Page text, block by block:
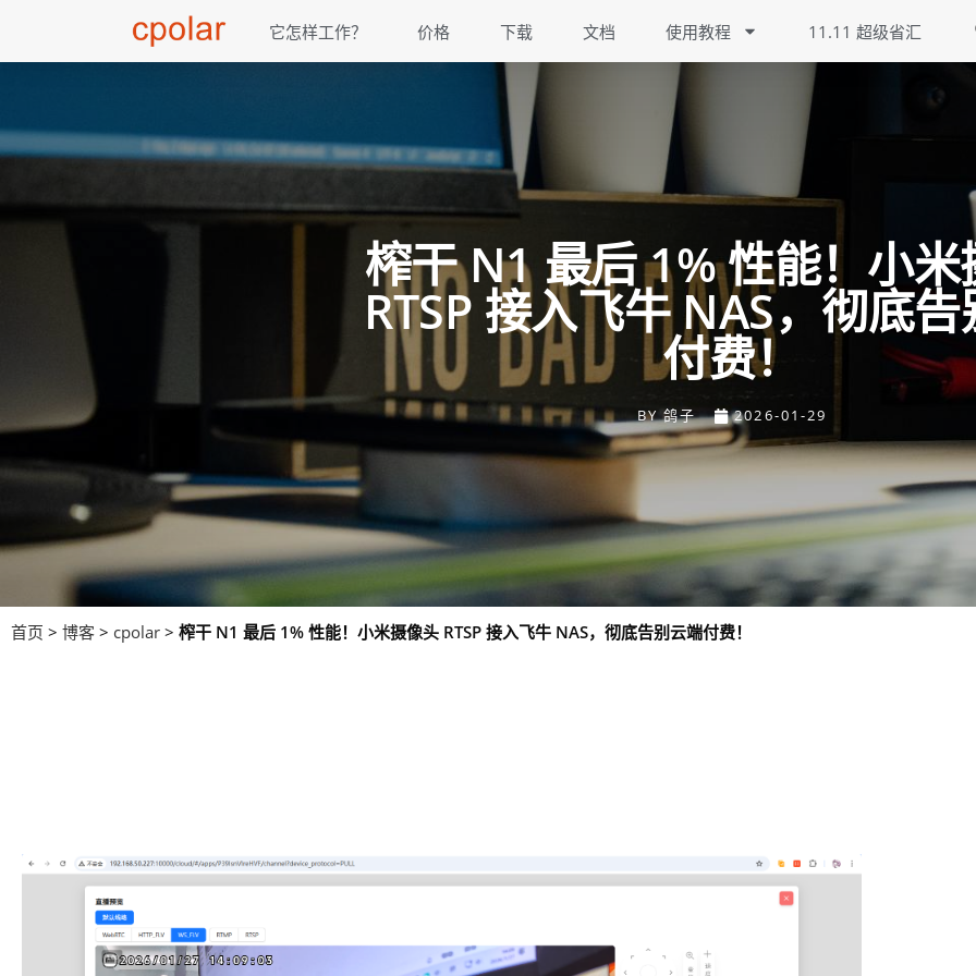
它怎样工作？ 价格 下载 文档 使用教程 11.11 超级省汇
榨干 N1 最后 1% 性能！小米
RTSP 接入飞牛 NAS，彻底
付费！
BY鸽子 2026-01-29
首页 > 博客 > cpolar > 榨干 N1 最后 1% 性能！小米摄像头 RTSP 接入飞牛 NAS，彻底告别云端付费！